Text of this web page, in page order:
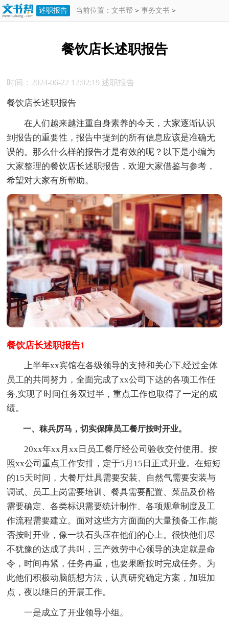
述职报告 当前位置： 文书帮 > 事务文书 >
餐饮店长述职报告
时间：2024-06-22 12:02:19 述职报告
餐饮店长述职报告
在人们越来越注重自身素养的今天，大家逐渐认识
到报告的重要性，报告中提到的所有信息应该是准确无
误的。那么什么样的报告才是有效的呢？以下是小编为
大家整理的餐饮店长述职报告，欢迎大家借鉴与参考，
希望对大家有所帮助。
餐饮店长述职报告1
上半年xx宾馆在各级领导的支持和关心下,经过全体
员工的共同努力，全面完成了xx公司下达的各项工作任
务,实现了时间任务双过半，重点工作也取得了一定的成
绩。
一、秣兵厉马，切实保障员工餐厅按时开业。
20xx年xx月xx日员工餐厅经公司验收交付使用。按
照xx公司重点工作安排，定于5月15日正式开业。在短短
的15天时间，大餐厅灶具需要安装、自然气需要安装与
调试、员工上岗需要培训、餐具需要配置、菜品及价格
需要确定、各类标识需要统计制作、各项规章制度及工
作流程需要建立。面对这些方方面面的大量预备工作,能
否按时开业，像一块石头压在他们的心上。很快他们尽
不犹豫的达成了共叫，三产效劳中心领导的决定就是命
令，时间再紧，任务再重，也要果断按时完成任务。为
此他们积极动脑筋想方法，认真研究确定方案，加班加
点，夜以继日的开展工作。
一是成立了开业领导小组。